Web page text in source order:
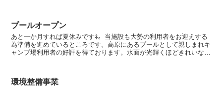
プールオープン
あと一か月すれば夏休みですﾈ。当施設も大勢の利用者をお迎えする
為準備を進めているところです。高原にあるプールとして親しまれキ
ャンプ場利用者の好評を得ております。水面が光輝くほどきれいな水
環境整備事業